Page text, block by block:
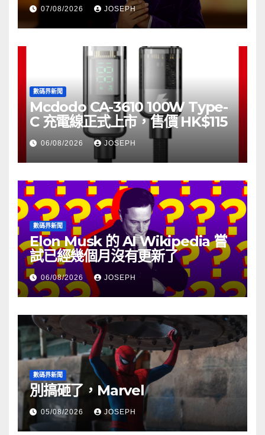
07/08/2026 JOSEPH
數碼界新聞
Mcdodo CA-3610 100W Type-
C 充電線正式上市，售價 HK$115
06/08/2026 JOSEPH
數碼界新聞
Elon Musk 的 AI Wikipedia 嘗
試已經幾個月沒有更新了
06/08/2026 JOSEPH
數碼界新聞
別搞砸了，Marvel
05/08/2026 JOSEPH